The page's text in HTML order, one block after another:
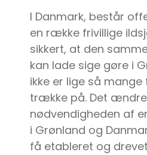
I Danmark, består
en række frivillige
sikkert, at den
kan lade sige gøre i
ikke er lige så mange
trække på. Det
nødvendigheden af
i Grønland og
få etableret og